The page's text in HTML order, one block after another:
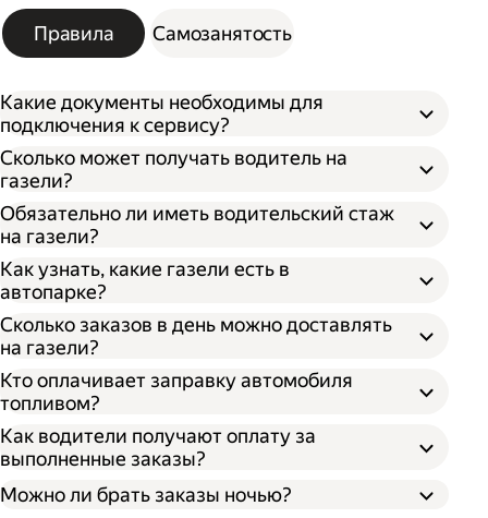
Правила Самозанятость
Какие документы необходимы для
подключения к сервису?
Сколько может получать водитель на
газели?
Обязательно ли иметь водительский стаж
на газели?
Как узнать, какие газели есть в
автопарке?
Сколько заказов в день можно доставлять
на газели?
Кто оплачивает заправку автомобиля
топливом?
Как водители получают оплату за
выполненные заказы?
Можно ли брать заказы ночью?